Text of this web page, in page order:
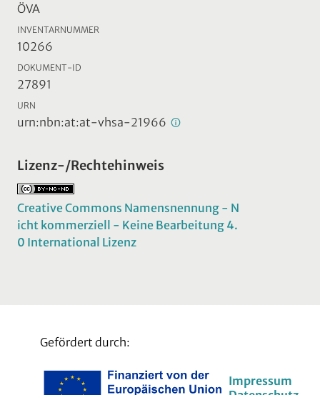
ÖVA
INVENTARNUMMER
10266
DOKUMENT-ID
27891
URN
urn:nbn:at:at-vhsa-21966
Lizenz-/Rechtehinweis
Creative Commons Namensnennung - N
icht kommerziell - Keine Bearbeitung 4.
0 International Lizenz
Gefördert durch:
Impressum